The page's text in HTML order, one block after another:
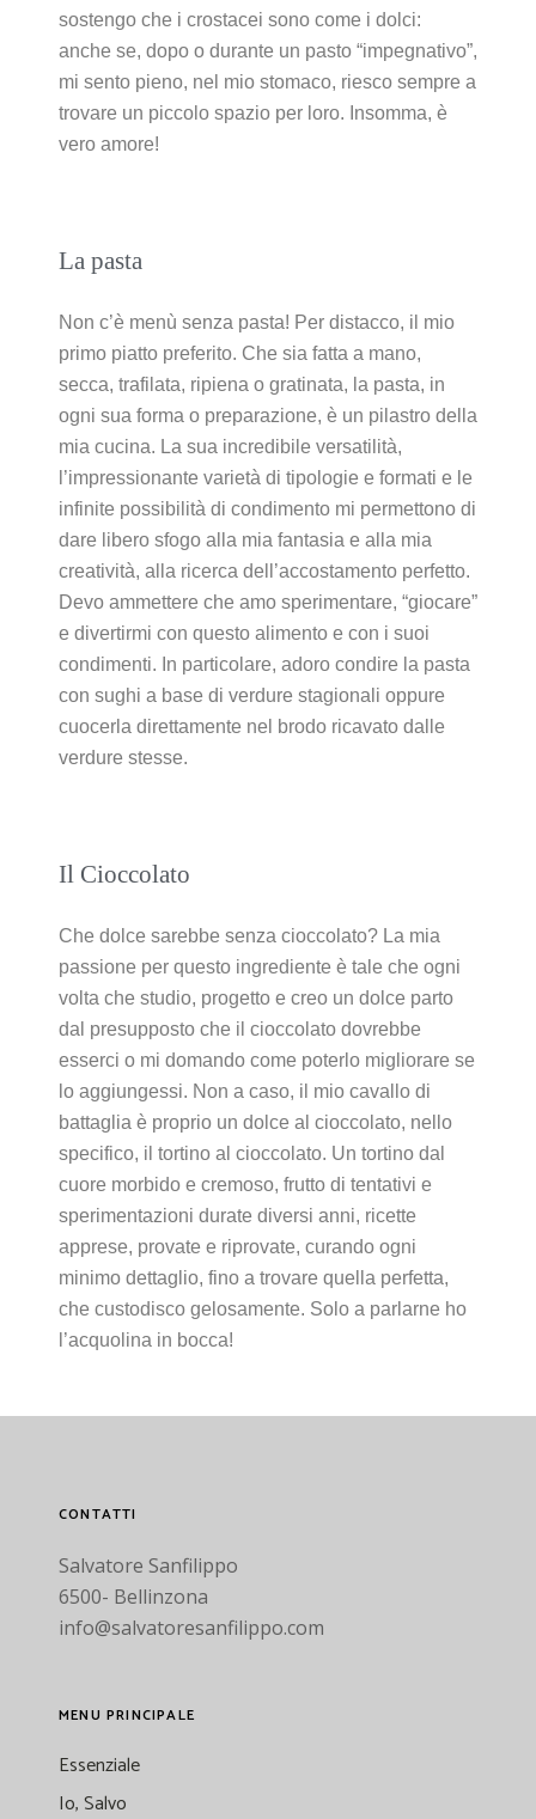
sostengo che i crostacei sono come i dolci:
anche se, dopo o durante un pasto “impegnativo”,
mi sento pieno, nel mio stomaco, riesco sempre a
trovare un piccolo spazio per loro. Insomma, è
vero amore!
La pasta
Non c’è menù senza pasta! Per distacco, il mio
primo piatto preferito. Che sia fatta a mano,
secca, trafilata, ripiena o gratinata, la pasta, in
ogni sua forma o preparazione, è un pilastro della
mia cucina. La sua incredibile versatilità,
l’impressionante varietà di tipologie e formati e le
infinite possibilità di condimento mi permettono di
dare libero sfogo alla mia fantasia e alla mia
creatività, alla ricerca dell’accostamento perfetto.
Devo ammettere che amo sperimentare, “giocare”
e divertirmi con questo alimento e con i suoi
condimenti. In particolare, adoro condire la pasta
con sughi a base di verdure stagionali oppure
cuocerla direttamente nel brodo ricavato dalle
verdure stesse.
Il Cioccolato
Che dolce sarebbe senza cioccolato? La mia
passione per questo ingrediente è tale che ogni
volta che studio, progetto e creo un dolce parto
dal presupposto che il cioccolato dovrebbe
esserci o mi domando come poterlo migliorare se
lo aggiungessi. Non a caso, il mio cavallo di
battaglia è proprio un dolce al cioccolato, nello
specifico, il tortino al cioccolato. Un tortino dal
cuore morbido e cremoso, frutto di tentativi e
sperimentazioni durate diversi anni, ricette
apprese, provate e riprovate, curando ogni
minimo dettaglio, fino a trovare quella perfetta,
che custodisco gelosamente. Solo a parlarne ho
l’acquolina in bocca!
CONTATTI
Salvatore Sanfilippo
6500- Bellinzona
info@salvatoresanfilippo.com
MENU PRINCIPALE
Essenziale
Io, Salvo